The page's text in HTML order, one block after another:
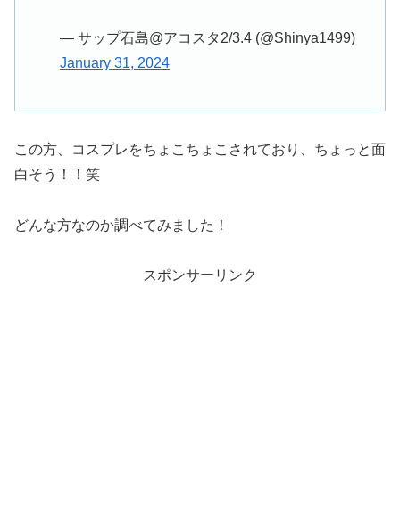
— サップ石島@アコスタ2/3.4 (@Shinya1499)
January 31, 2024
この方、コスプレをちょこちょこされており、ちょっと面
白そう！！笑
どんな方なのか調べてみました！
スポンサーリンク